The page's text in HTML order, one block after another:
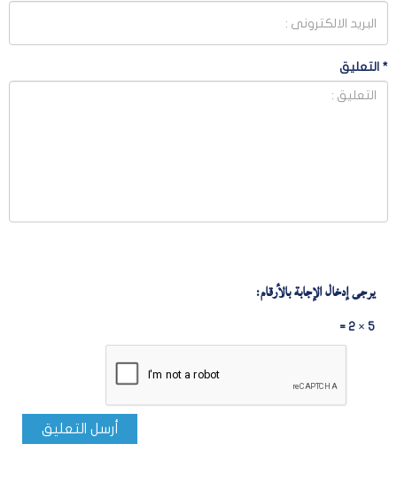
* التعليق
يرجى إدخال الإجابة بالأرقام:
5 × 2 =
أرسل التعليق